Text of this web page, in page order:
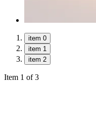
item 0
item 1
item 2
Item 1 of 3